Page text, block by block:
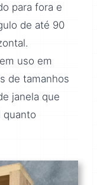
para fora e
de até 90
uso em
de tamanhos
janela que
quanto